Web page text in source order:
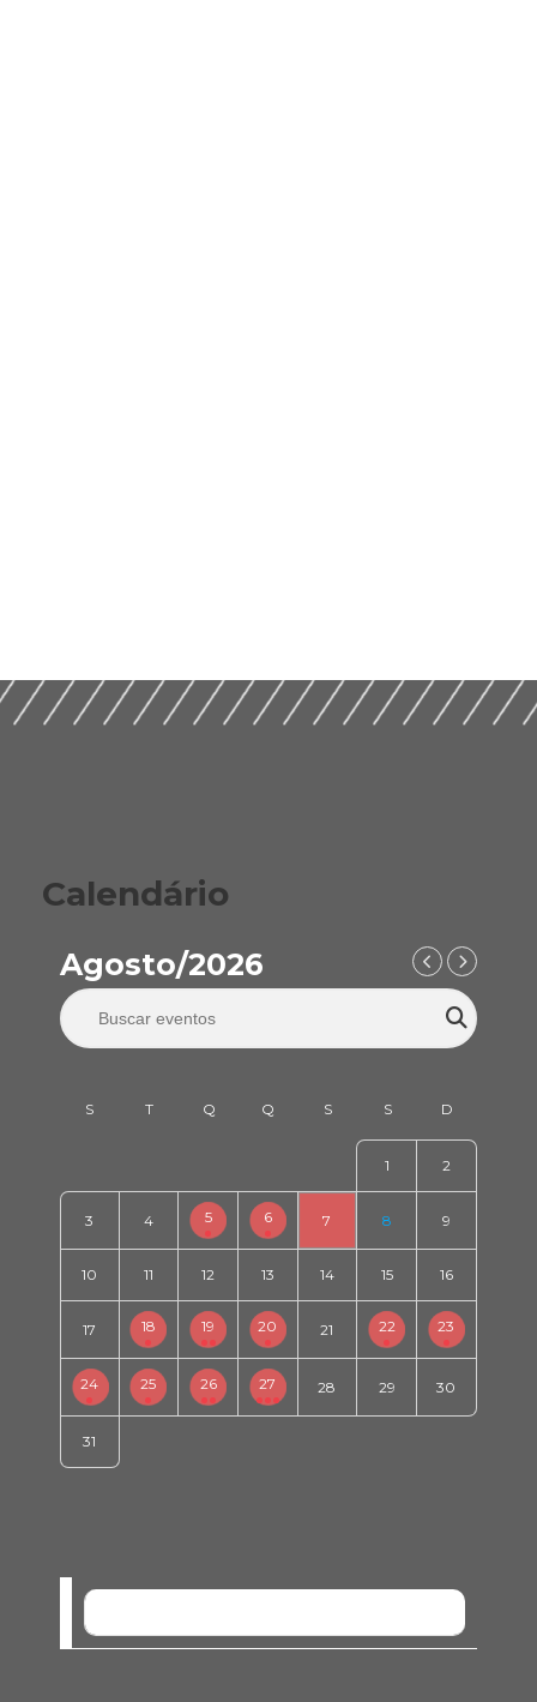
Calendário
Agosto/2026
1 2
3 4 5 6 7 8 9
10 11 12 13 14 15 16
17 18 19 20 21 22 23
24 25 26 27 28 29 30
31